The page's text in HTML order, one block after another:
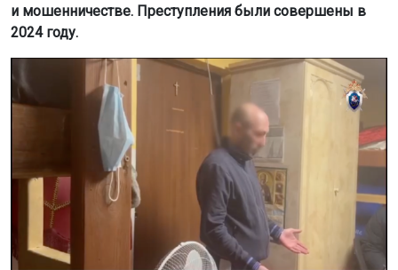
и мошенничестве. Преступления были совершены в
2024 году.